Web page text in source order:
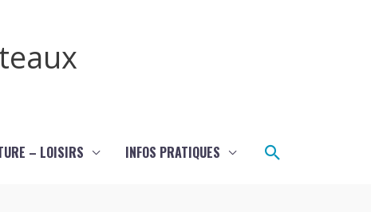
– LOISIRS INFOS PRATIQUES Rechercher